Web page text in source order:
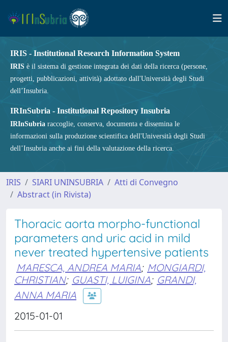
IRIS - Institutional Research Information System
IRIS è il sistema di gestione integrata dei dati della ricerca (persone,
progetti, pubblicazioni, attività) adottato dall'Università degli Studi
dell’Insubria.
IRInSubria - Institutional Repository Insubria
IRInSubria raccoglie, conserva, documenta e dissemina le
informazioni sulla produzione scientifica dell'Università degli Studi
dell’Insubria anche ai fini della valutazione della ricerca.
IRIS SIARI UNINSUBRIA
Atti di Convegno
Abstract (in Rivista)
Thoracic aorta morpho-functional
parameters and uric acid in mild
never treated hypertensive patients
MARESCA, ANDREA MARIA; MONGIARDI,
CHRISTIAN; GUASTI, LUIGINA; GRANDI,
ANNA MARIA
2015-01-01